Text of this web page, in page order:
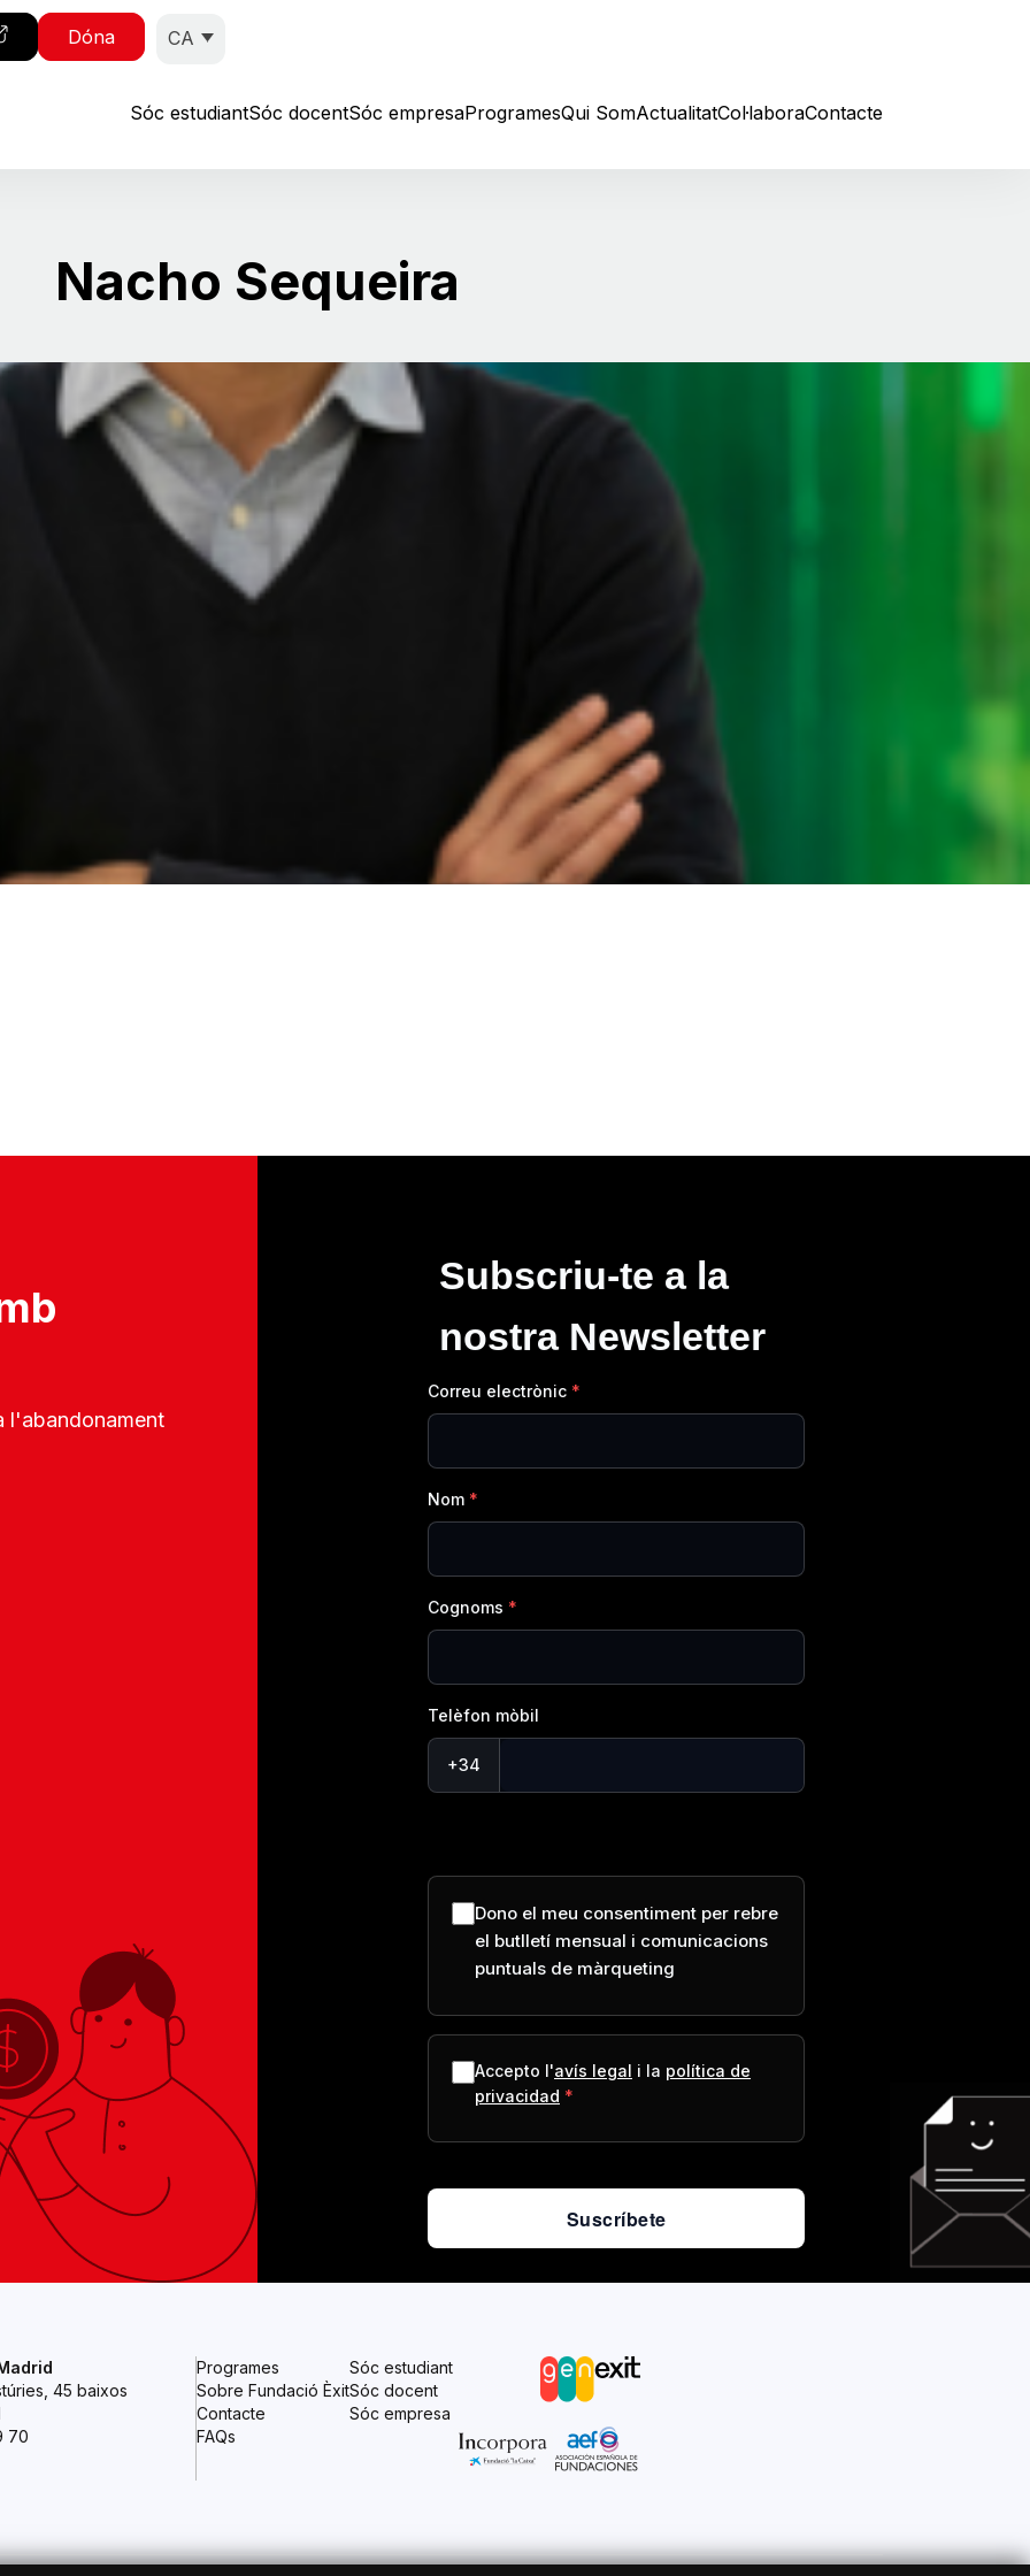
Dóna CA
Sóc estudiantSóc docentSóc empresaProgramesQui SomActualitatCol·laboraContacte
Nacho Sequeira
l'abandonament
Subscriu-te a la
nostra Newsletter
Correu electrònic
Nom
Cognoms
Telèfon mòbil
+34
Dono el meu consentiment per rebre
el butlletí mensual i comunicacions
puntuals de màrqueting
Accepto l'avís legal i la política de
privacidad
Suscríbete
45 baixos
70
Programes
Sobre Fundació Èxit
Contacte
FAQs
Sóc estudiant
Sóc docent
Sóc empresa